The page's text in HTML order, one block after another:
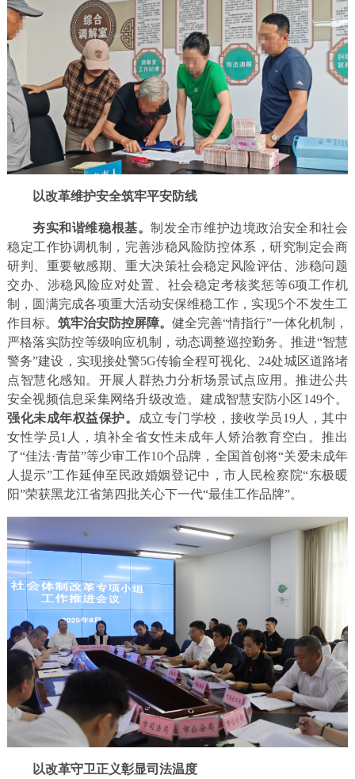
以改革维护安全筑牢平安防线
夯实和谐维稳根基。制发全市维护边境政治安全和社会
稳定工作协调机制，完善涉稳风险防控体系，研究制定会商
研判、重要敏感期、重大决策社会稳定风险评估、涉稳问题
交办、涉稳风险应对处置、社会稳定考核奖惩等6项工作机
制，圆满完成各项重大活动安保维稳工作，实现5个不发生工
作目标。 筑牢治安防控屏障。 健全完善“情指行”一体化机制，
严格落实防控等级响应机制，动态调整巡控勤务。推进“智慧
警务”建设，实现接处警5G传输全程可视化、24处城区道路堵
点智慧化感知。开展人群热力分析场景试点应用。推进公共
安全视频信息采集网络升级改造。建成智慧安防小区149个。
强化未成年权益保护。
成立专门学校，接收学员19人，其中
女性学员1人，填补全省女性未成年人矫治教育空白。推出
了“佳法·青苗”等少审工作10个品牌，全国首创将“关爱未成年
人提示”工作延伸至民政婚姻登记中，市人民检察院“东极暖
阳”荣获黑龙江省第四批关心下一代“最佳工作品牌”。
以改革守卫正义彰显司法温度